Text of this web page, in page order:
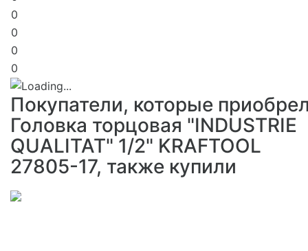
0
0
0
0
Покупатели, которые
Головка торцовая "INDUSTRIE
QUALITAT" 1/2" KRAFTOOL
27805-17, также купили